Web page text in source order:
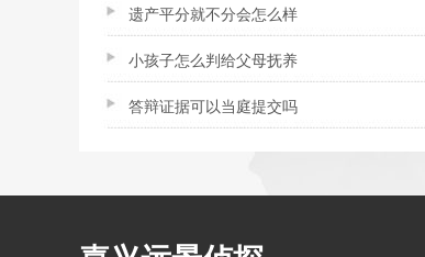
遗产平分就不分会怎么样
小孩子怎么判给父母抚养
答辩证据可以当庭提交吗